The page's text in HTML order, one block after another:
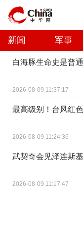
新闻 军事
白海豚生命史是普
2026-08-09 11:37:17
最高级别！台风红
2026-08-09 11:24:36
武契奇会见泽连斯
2026-08-09 11:17:47